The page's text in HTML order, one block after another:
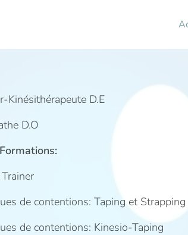
Kinésithérapeute D.E
D.O
Formations:
de contentions: Taping et Strapping
de contentions: Kinesio-Taping